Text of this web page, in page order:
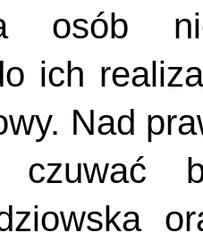
osób
ich
Nad
czuwać